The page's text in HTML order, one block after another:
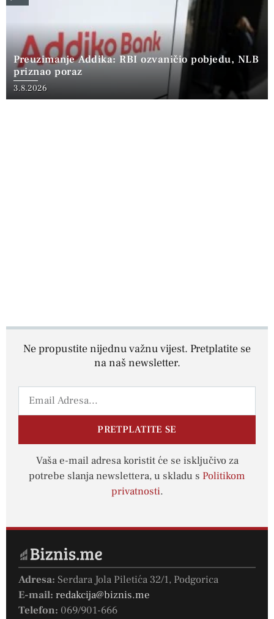
Preuzimanje Addika: RBI ozvaničio pobjedu, NLB
priznao poraz
3.8.2026
Ne propustite nijednu važnu vijest. Pretplatite se
na naš newsletter.
PRETPLATITE SE
Vaša e-mail adresa koristit će se isključivo za
potrebe slanja newslettera, u skladu s Politikom
privatnosti.
Adresa: Serdara Jola Piletića 32/1, Podgorica
E-mail: redakcija@biznis.me
Telefon: 069/901-666